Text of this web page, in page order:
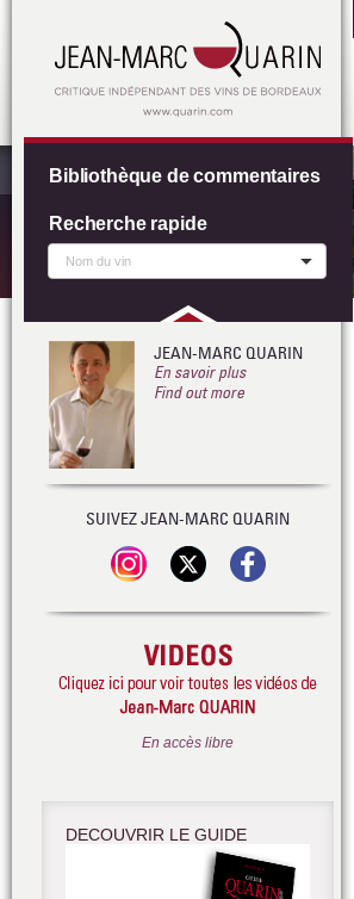
Bibliothèque de commentaires
Recherche rapide
JEAN-MARC QUARIN
En savoir plus
Find out more
SUIVEZ JEAN-MARC QUARIN
En accès libre
DECOUVRIR LE GUIDE